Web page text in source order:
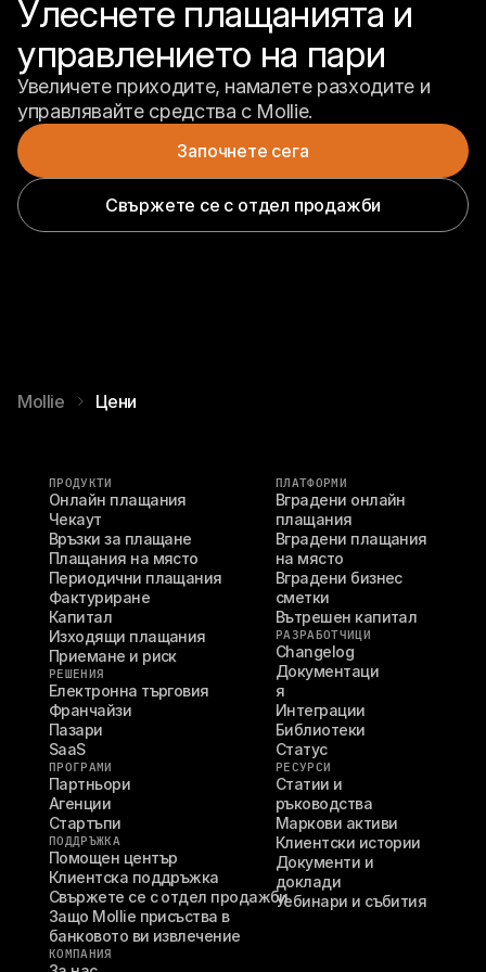
Улеснете плащанията и
управлението на пари
Увеличете приходите, намалете разходите и
управлявайте средства с Mollie.
Започнете сега
Свържете се с отдел продажби
Mollie Цени
ПРОДУКТИ
Онлайн плащания
Чекаут
Връзки за плащане
Плащания на място
Периодични плащания
Фактуриране
Капитал
Изходящи плащания
Приемане и риск
РЕШЕНИЯ
Електронна търговия
Франчайзи
Пазари
SaaS
ПРОГРАМИ
Партньори
Агенции
Стартъпи
ПОДДРЪЖКА
Помощен център
Клиентска поддръжка
Свържете се с отдел продажби
Защо Mollie присъства в
банковото ви извлечение
КОМПАНИЯ
ПЛАТФОРМИ
Вградени онлайн
плащания
Вградени плащания
на място
Вградени бизнес
сметки
Вътрешен капитал
РАЗРАБОТЧИЦИ
Changelog
Документаци
я
Интеграции
Библиотеки
Статус
РЕСУРСИ
Статии и
ръководства
Маркови активи
Клиентски истории
Документи и
доклади
Уебинари и събития